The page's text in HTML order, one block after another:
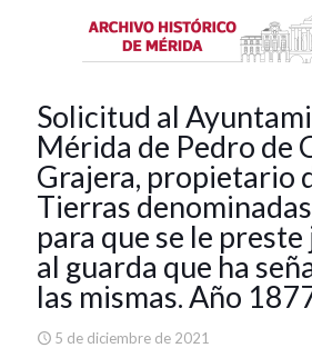
Solicitud al
Mérida de Pedro de
Grajera, propietario
Tierras
para que se le
al guarda que ha
las mismas. Año
5 de diciembre de 2021